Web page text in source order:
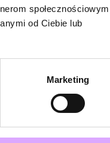
od Ciebie lub
Marketing
dzięki czemu model
wakacyjnych
0,50 cm ; 0,60 cm ;
osobą, która podzieli się
witrynie opinie mogą
Dodaj opinię